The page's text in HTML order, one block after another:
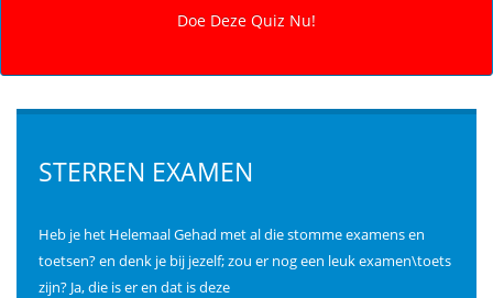
STERREN EXAMEN
Heb je het Helemaal Gehad met al die stomme examens en
toetsen? en denk je bij jezelf; zou er nog een leuk examen\toets
zijn? Ja, die is er en dat is deze